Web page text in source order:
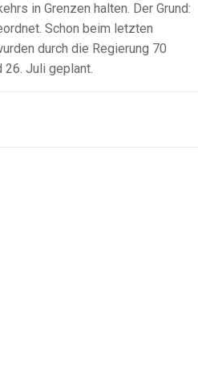
in Grenzen halten. Der Grund:
Schon beim letzten
durch die Regierung 70
26. Juli geplant.